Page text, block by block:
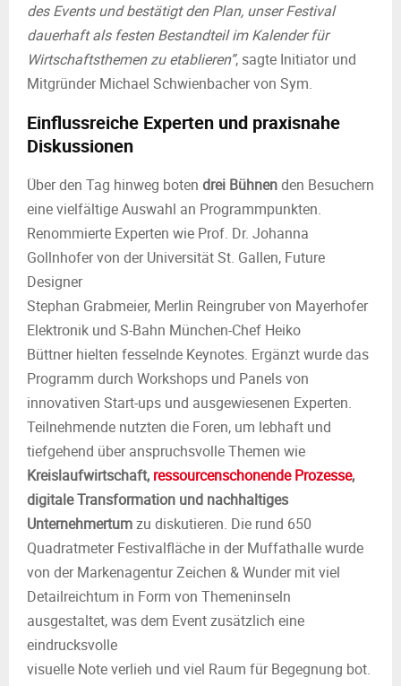
des Events und bestätigt den Plan, unser Festival
dauerhaft als festen Bestandteil im Kalender für
Wirtschaftsthemen zu etablieren”, sagte Initiator und
Mitgründer Michael Schwienbacher von Sym.
Einflussreiche Experten und praxisnahe
Diskussionen
Über den Tag hinweg boten drei Bühnenden Besuchern
eine vielfältige Auswahl an Programmpunkten.
Renommierte Experten wie Prof. Dr. Johanna
Gollnhofer von der Universität St. Gallen, Future
Designer
Stephan Grabmeier, Merlin Reingruber von Mayerhofer
Elektronik und S-Bahn München-Chef Heiko
Büttner hielten fesselnde Keynotes. Ergänzt wurde das
Programm durch Workshops und Panels von
innovativen Start-ups und ausgewiesenen Experten.
Teilnehmende nutzten die Foren, um lebhaft und
tiefgehend über anspruchsvolle Themen wie
Kreislaufwirtschaft, ressourcenschonende Prozesse,
digitale Transformation und nachhaltiges
Unternehmertumzu diskutieren. Die rund 650
Quadratmeter Festivalfläche in der Muffathalle wurde
von der Markenagentur Zeichen & Wunder mit viel
Detailreichtum in Form von Themeninseln
ausgestaltet, was dem Event zusätzlich eine
eindrucksvolle
visuelle Note verlieh und viel Raum für Begegnung bot.